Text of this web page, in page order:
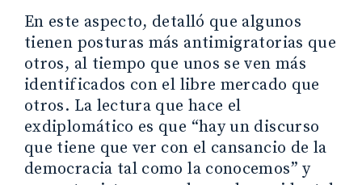
En este aspecto, detalló que algunos
tienen posturas más antimigratorias que
otros, al tiempo que unos se ven más
identificados con el libre mercado que
otros. La lectura que hace el
exdiplomático es que “hay un discurso
que tiene que ver con el cansancio de la
democracia tal como la conocemos” y